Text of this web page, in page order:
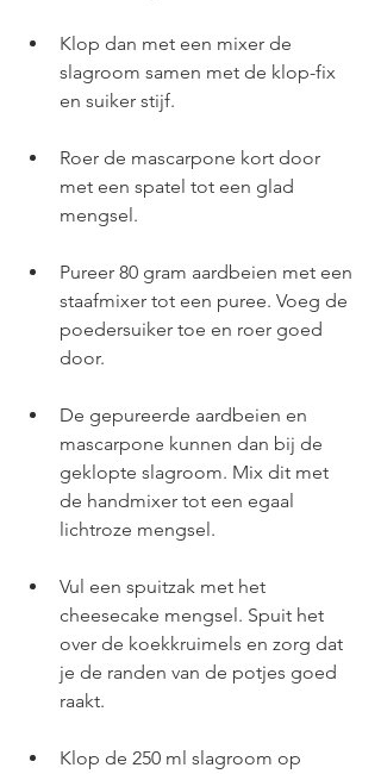
Klop dan met een mixer de
slagroom samen met de klop-fix
en suiker stijf.
Roer de mascarpone kort door
met een spatel tot een glad
mengsel.
Pureer 80 gram aardbeien met een
staafmixer tot een puree. Voeg de
poedersuiker toe en roer goed
door.
De gepureerde aardbeien en
mascarpone kunnen dan bij de
geklopte slagroom. Mix dit met
de handmixer tot een egaal
lichtroze mengsel.
Vul een spuitzak met het
cheesecake mengsel. Spuit het
over de koekkruimels en zorg dat
je de randen van de potjes goed
raakt.
Klop de 250 ml slagroom op